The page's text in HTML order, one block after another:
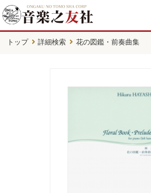
トップ 詳細検索 花の図鑑・前奏曲集